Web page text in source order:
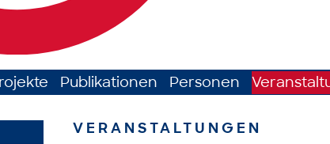
Publikationen Personen
VERANSTALTUNGEN